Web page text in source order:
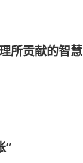
所贡献的智慧
”